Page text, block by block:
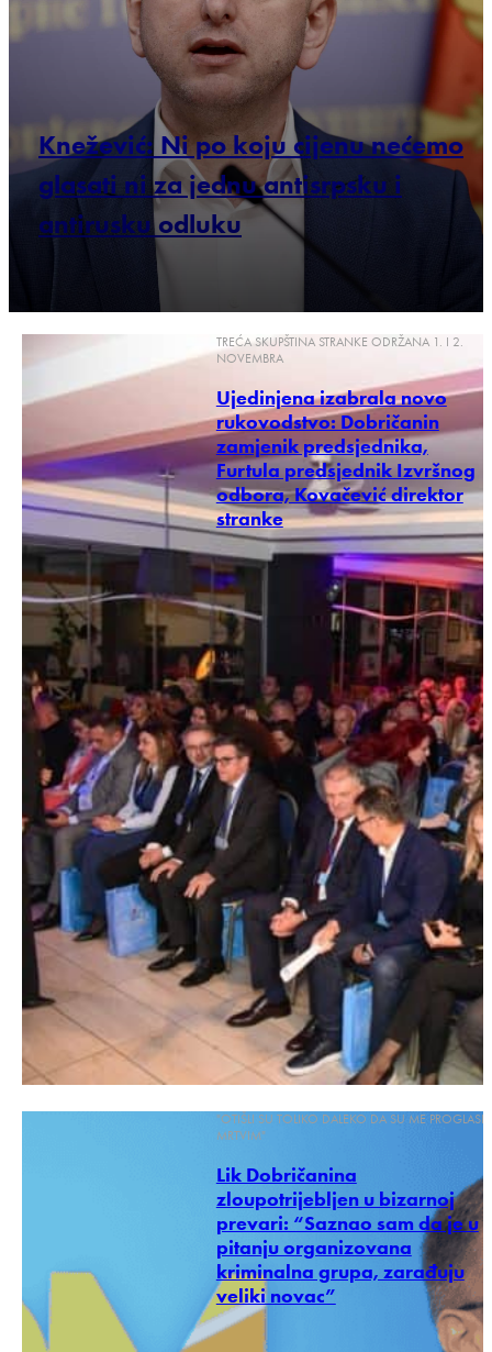
Knežević: Ni po koju cijenu nećemo
glasati ni za jednu antisrpsku i
antirusku odluku
TREĆA SKUPŠTINA STRANKE ODRŽANA 1. I 2.
NOVEMBRA
Ujedinjena izabrala novo
rukovodstvo: Dobričanin
zamjenik predsjednika,
Furtula predsjednik Izvršnog
odbora, Kovačević direktor
stranke
"OTIŠLI SU TOLIKO DALEKO DA SU ME PROGLASILI
MRTVIM"
Lik Dobričanina
zloupotrijebljen u bizarnoj
prevari: “Saznao sam da je u
pitanju organizovana
kriminalna grupa, zarađuju
veliki novac”